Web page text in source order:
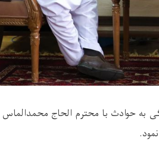
به حوادث با محترم الحاج